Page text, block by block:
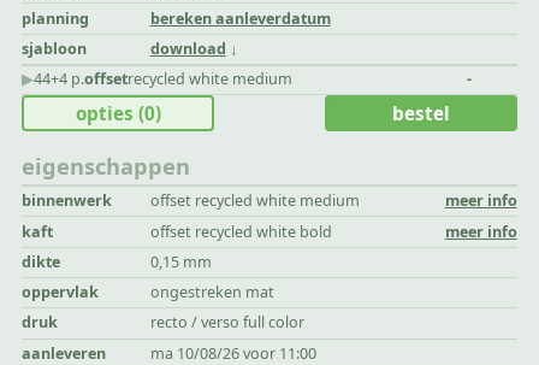
planning
bereken aanleverdatum
sjabloon
download
▶︎44+4 p.offsetrecycled white medium -
eigenschappen
binnenwerk offset recycled white medium
meer info
kaft
offset recycled white bold
meer info
dikte
0,15 mm
oppervlak
ongestreken mat
druk
recto / verso full color
aanleveren
ma 10/08/26 voor 11:00
opties (0) bestel